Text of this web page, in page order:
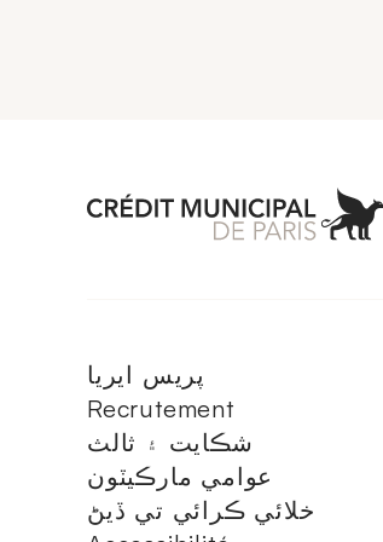
پريس ايريا
Recrutement
شڪايت ۽ ثالث
عوامي مارڪيٽون
خلائي ڪرائي تي ڏيڻ